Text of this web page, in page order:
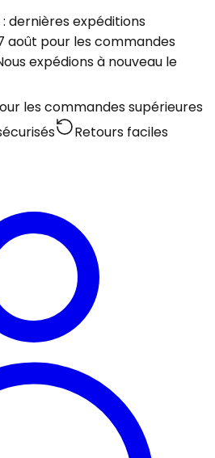
dernières expéditions
août pour les commandes
expédions à nouveau le
les commandes supérieures
Retours faciles